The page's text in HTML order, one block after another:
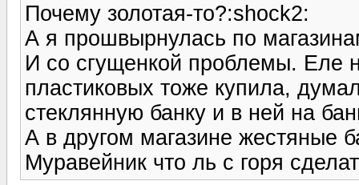
Почему золотая-то?:shock2:
А я прошвырнулась по
И со сгущенкой проблемы. Еле
пластиковых тоже купила,
стеклянную банку и в ней на
А в другом магазине жестяные
Муравейник что ль с горя